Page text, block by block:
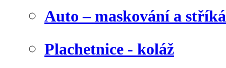
Auto – maskování a
Plachetnice - koláž